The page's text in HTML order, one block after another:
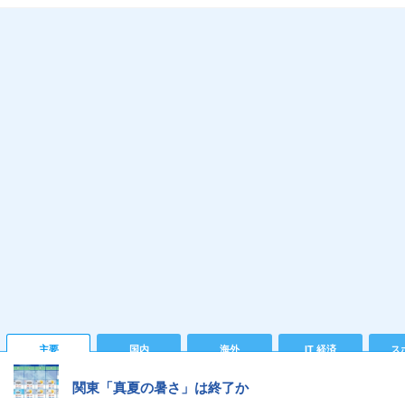
主要 国内 海外 IT 経済 ス
関東「真夏の暑さ」は終了か